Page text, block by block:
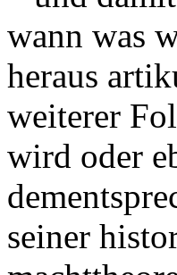
wann was
heraus
weiterer
wird oder
seiner